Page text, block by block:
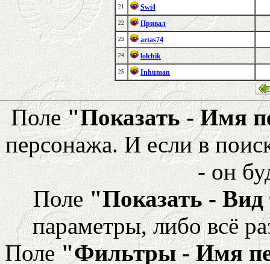
21 Swi4
22 Привал
23 artas74
24 lolchik
25 Inhuman
Поле"Показать - Имя
персонажа. И если в
- он
Поле "Показать -
параметры, либо всё
Поле"Фильтры - Имя